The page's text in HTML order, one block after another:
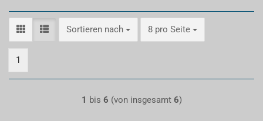
Sortieren nach
Sortieren nach 8 pro Seite
pro Seite
1
1 bis 6 (von insgesamt 6)